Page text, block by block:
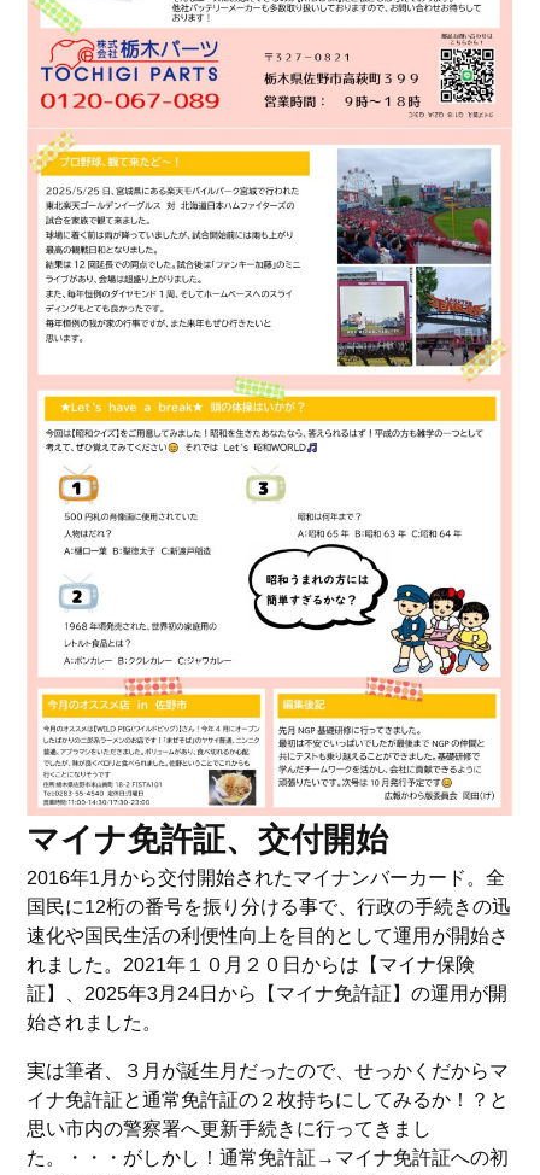
マイナ免許証、交付開始
2016年1月から交付開始されたマイナンバーカード。全
国民に12桁の番号を振り分ける事で、行政の手続きの迅
速化や国民生活の利便性向上を目的として運用が開始さ
れました。2021年１０月２０日からは【マイナ保険
証】、2025年3月24日から【マイナ免許証】の運用が開
始されました。
実は筆者、３月が誕生月だったので、せっかくだからマ
イナ免許証と通常免許証の２枚持ちにしてみるか！？と
思い市内の警察署へ更新手続きに行ってきまし
た。・・・がしかし！通常免許証→マイナ免許証への初